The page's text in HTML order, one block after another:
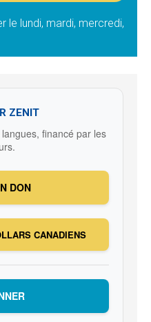
le lundi, mardi, mercredi,
ZENIT
financé par les
DON
CANADIENS